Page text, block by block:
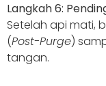
Langkah 6:
Setelah api mati,
(Post-Purge)
tangan.